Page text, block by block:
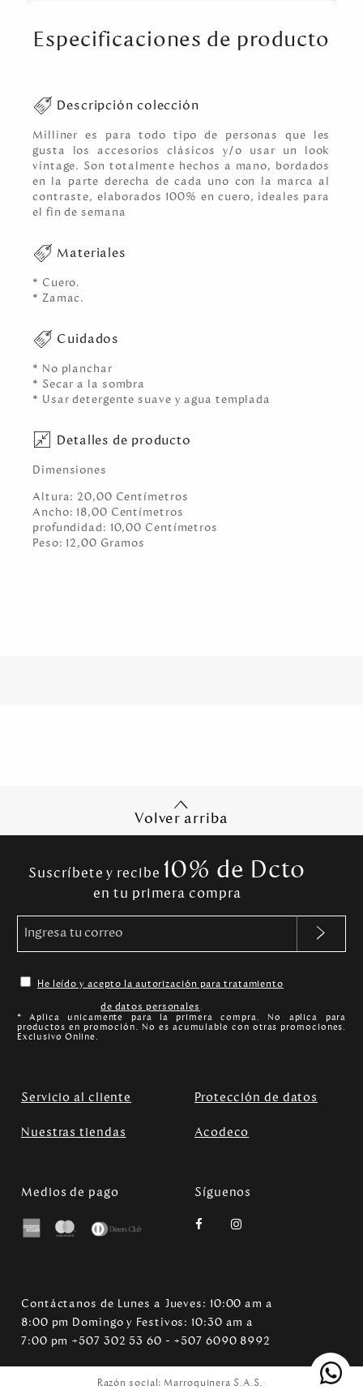
Especificaciones de producto
Descripción colección
Milliner es para todo tipo de personas que les
gusta los accesorios clásicos y/o usar un look
vintage. Son totalmente hechos a mano, bordados
en la parte derecha de cada uno con la marca al
contraste, elaborados 100% en cuero, ideales para
el fin de semana
Materiales
* Cuero.
* Zamac.
Cuidados
* No planchar
* Secar a la sombra
* Usar detergente suave y agua templada
Detalles de producto
Dimensiones
Altura: 20,00 Centímetros
Ancho: 18,00 Centímetros
profundidad: 10,00 Centímetros
Peso: 12,00 Gramos
Volver arriba
Suscríbete y recibe 10% de Dcto
en tu primera compra
He leído y acepto la autorización para tratamiento
de datos personales.
* Aplica unicamente para la primera compra. No aplica para
productos en promoción. No es acumulable con otras promociones.
Exclusivo Online.
Servicio al cliente Protección de datos
Nuestras tiendas Acodeco
Medios de pago Síguenos
Contáctanos de Lunes a Jueves: 10:00 am a
8:00 pm Domingo y Festivos: 10:30 am a
7:00 pm +507 302 53 60 - +507 6090 8992
Razón social: Marroquinera S.A.S.